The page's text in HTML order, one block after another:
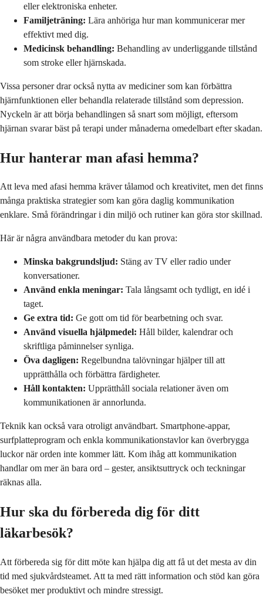
eller elektroniska enheter.
Familjeträning: Lära anhöriga hur man kommunicerar mer
effektivt med dig.
Medicinsk behandling: Behandling av underliggande tillstånd
som stroke eller hjärnskada.
Vissa personer drar också nytta av mediciner som kan förbättra
hjärnfunktionen eller behandla relaterade tillstånd som depression.
Nyckeln är att börja behandlingen så snart som möjligt, eftersom
hjärnan svarar bäst på terapi under månaderna omedelbart efter skadan.
Hur hanterar man afasi hemma?
Att leva med afasi hemma kräver tålamod och kreativitet, men det finns
många praktiska strategier som kan göra daglig kommunikation
enklare. Små förändringar i din miljö och rutiner kan göra stor skillnad.
Här är några användbara metoder du kan prova:
Minska bakgrundsljud: Stäng av TV eller radio under
konversationer.
Använd enkla meningar: Tala långsamt och tydligt, en idé i
taget.
Ge extra tid: Ge gott om tid för bearbetning och svar.
Använd visuella hjälpmedel: Håll bilder, kalendrar och
skriftliga påminnelser synliga.
Öva dagligen: Regelbundna talövningar hjälper till att
upprätthålla och förbättra färdigheter.
Håll kontakten: Upprätthåll sociala relationer även om
kommunikationen är annorlunda.
Teknik kan också vara otroligt användbart. Smartphone-appar,
surfplatteprogram och enkla kommunikationstavlor kan överbrygga
luckor när orden inte kommer lätt. Kom ihåg att kommunikation
handlar om mer än bara ord – gester, ansiktsuttryck och teckningar
räknas alla.
Hur ska du förbereda dig för ditt
läkarbesök?
Att förbereda sig för ditt möte kan hjälpa dig att få ut det mesta av din
tid med sjukvårdsteamet. Att ta med rätt information och stöd kan göra
besöket mer produktivt och mindre stressigt.